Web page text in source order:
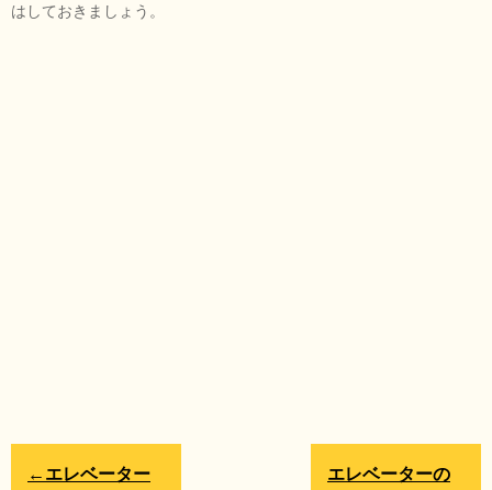
はしておきましょう。
エレベーターの
←エレベーター